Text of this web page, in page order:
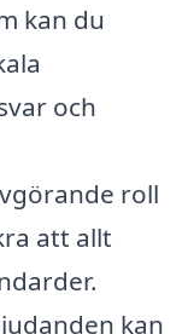
kan du
och
roll
att allt
kan